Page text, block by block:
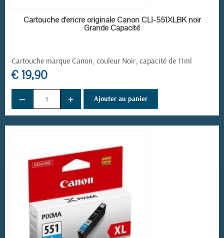
EN STOCK
Cartouche d'encre originale Canon CLI-551XLBK noir
Grande Capacité
Cartouche marque Canon, couleur Noir, capacité de 11ml
€ 19,90
− + Ajouter au panier